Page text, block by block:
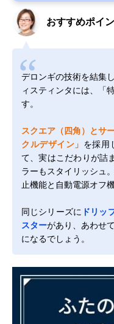
おすすめポイ
デロンギの技術を結集
ィスティンタには、「
す。
スクエア（四角）とサ
クルデザイン」 を採用
て、実はこだわりが詰
ラーもスタイリッシュ
止機能と自動電源オフ
同じシリーズに ドリッ
スターがあり、あわせ
になるでしょう。